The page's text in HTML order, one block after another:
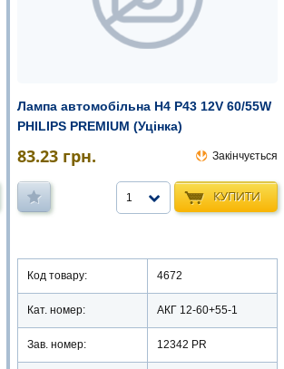
Лампа автомобільна Н4 Р43 12V 60/55W
PHILIPS PREMIUM (Уцінка)
83.23 грн. Закінчується
КУПИТИ
1
Код товару: 4672
Кат. номер: АКГ 12-60+55-1
Зав. номер: 12342 PR